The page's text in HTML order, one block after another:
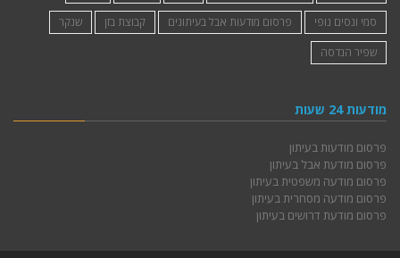
סמי ונסים נופי
פרסום מודעות אבל בעיתונים קבוצת בזן
שנקר
שפיר הנדסה
מודעות 24 שעות
פרסום מודעות בעיתון
פרסום מודעת אבל בעיתון
פרסום מודעה משפטית בעיתון
פרסום מודעה מסחרית בעיתון
פרסום מודעת דרושים בעיתון